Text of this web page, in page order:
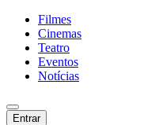
Filmes
Cinemas
Teatro
Eventos
Notícias
Entrar